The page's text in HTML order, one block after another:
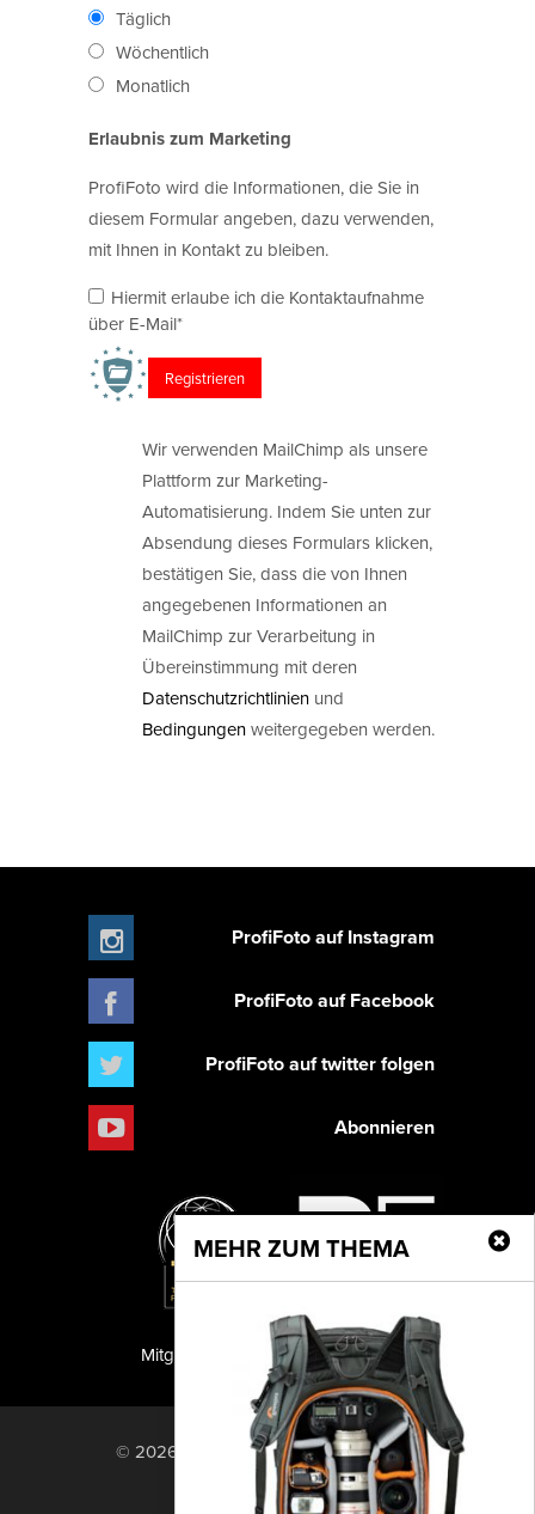
Täglich
Wöchentlich
Monatlich
Erlaubnis zum Marketing
ProfiFoto wird die Informationen, die Sie in
diesem Formular angeben, dazu verwenden,
mit Ihnen in Kontakt zu bleiben.
Hiermit erlaube ich die Kontaktaufnahme
über E-Mail*
Wir verwenden MailChimp als unsere
Plattform zur Marketing-
Automatisierung. Indem Sie unten zur
Absendung dieses Formulars klicken,
bestätigen Sie, dass die von Ihnen
angegebenen Informationen an
MailChimp zur Verarbeitung in
Übereinstimmung mit deren
Datenschutzrichtlinien und
Bedingungenweitergegeben werden.
MEHR ZUM THEMA
ProfiFoto auf Instagram
ProfiFoto auf Facebook
ProfiFoto auf twitter folgen
Abonnieren
PF Publishing GmbH
Mitglied der TIPA
© 2026 PF Publishing GmbH. All rights
reserved.